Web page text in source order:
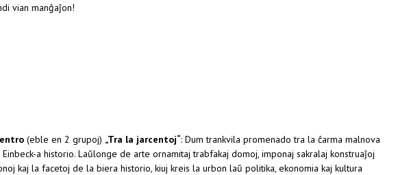
vian manĝaĵon!
(eble en 2 grupoj) „Tra la jarcentoj“: Dum trankvila promenado tra la ĉarma malnova
a historio. Laŭlonge de arte ornamitaj trabfakaj domoj, imponaj sakralaj konstruaĵoj
kaj la facetoj de la biera historio, kiuj kreis la urbon laŭ politika, ekonomia kaj kultura